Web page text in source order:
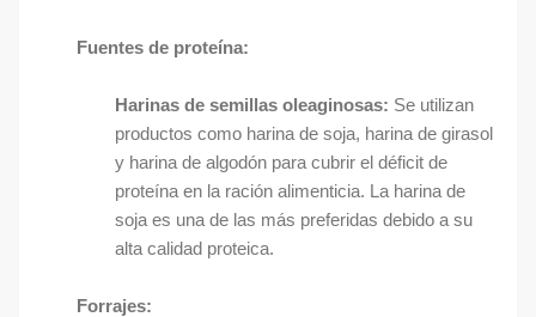
Fuentes de proteína:
Harinas de semillas oleaginosas: Se utilizan
productos como harina de soja, harina de girasol
y harina de algodón para cubrir el déficit de
proteína en la ración alimenticia. La harina de
soja es una de las más preferidas debido a su
alta calidad proteica.
Forrajes: